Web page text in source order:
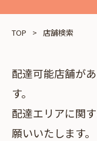
TOP 店舗検索
配達可能店舗が
す。
配達エリアに関
願いいたします。